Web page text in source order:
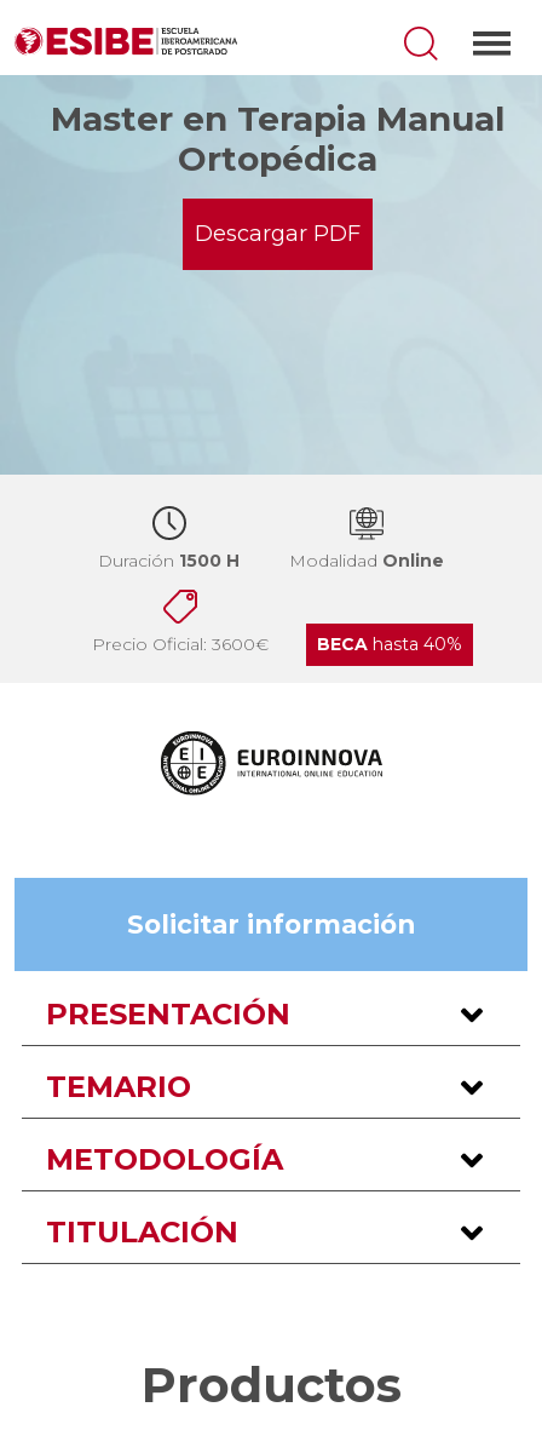
Master en Terapia Manual
Ortopédica
Descargar PDF
Duración 1500 H Modalidad Online
Precio Oficial: 3600€ BECAhasta 40%
Solicitar información
PRESENTACIÓN
TEMARIO
METODOLOGÍA
TITULACIÓN
Productos